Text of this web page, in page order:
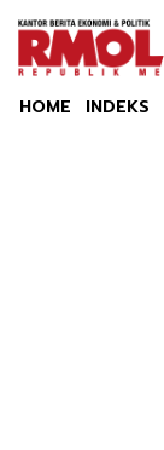
HOME INDEKS